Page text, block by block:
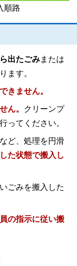
順路
出たごみまたは
ます。
きません。
ん。
クリーンプ
ってください。
ど、処理を円滑
た状態で搬入し
ごみを搬入した
の指示に従い搬